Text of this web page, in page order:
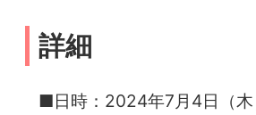
詳細
■日時：2024年7月4日（木